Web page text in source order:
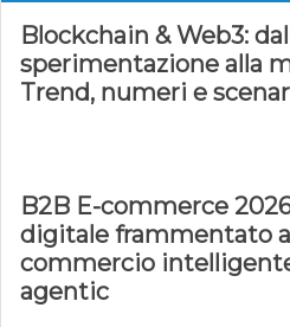
Blockchain & Web3:
sperimentazione alla
Trend, numeri e
B2B E-commerce
digitale frammentato
commercio
agentic